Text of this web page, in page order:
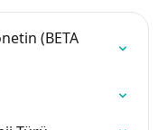
(BETA